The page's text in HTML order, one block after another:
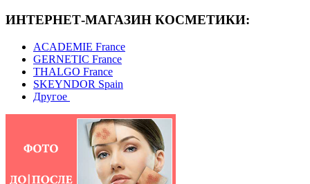
ИНТЕРНЕТ-МАГАЗИН КОСМЕТИКИ:
ACADEMIE France
GERNETIC France
THALGO France
SKEYNDOR Spain
Другое